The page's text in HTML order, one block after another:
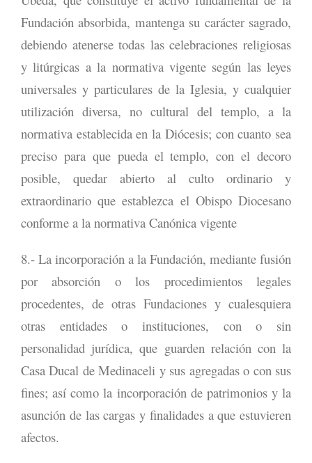
Fundación absorbida, mantenga su carácter sagrado,
debiendo atenerse todas las celebraciones religiosas
y litúrgicas a la normativa vigente según las leyes
universales y particulares de la Iglesia, y cualquier
utilización diversa, no cultural del templo, a la
normativa establecida en la Diócesis; con cuanto sea
preciso para que pueda el templo, con el decoro
posible, quedar abierto al culto ordinario y
extraordinario que establezca el Obispo Diocesano
conforme a la normativa Canónica vigente
8.- La incorporación a la Fundación, mediante fusión
por absorción o los procedimientos legales
procedentes, de otras Fundaciones y cualesquiera
otras entidades o instituciones, con o sin
personalidad jurídica, que guarden relación con la
Casa Ducal de Medinaceli y sus agregadas o con sus
fines; así como la incorporación de patrimonios y la
asunción de las cargas y finalidades a que estuvieren
afectos.